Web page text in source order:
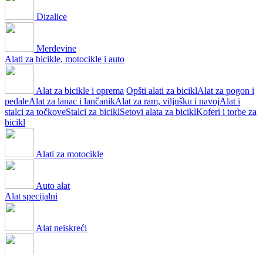
Dizalice
Merdevine
Alati za bicikle, motocikle i auto
Alat za bicikle i oprema Opšti alati za biciklAlat za pogon i
pedaleAlat za lanac i lančanikAlat za ram, viljušku i navojAlat i
stalci za točkoveStalci za biciklSetovi alata za biciklKoferi i torbe za
bicikl
Alati za motocikle
Auto alat
Alat specijalni
Alat neiskreći